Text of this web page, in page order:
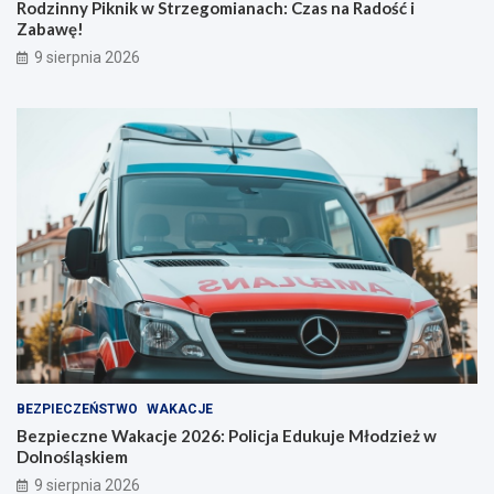
e
l
o
ś
ć
Z
a
b
Rodzinny Piknik w Strzegomianach: Czas na Radość i
Zabawę!
9 sierpnia 2026
BEZPIECZEŃSTWO WAKACJE
Bezpieczne Wakacje 2026: Policja Edukuje Młodzież w
Dolnośląskiem
9 sierpnia 2026